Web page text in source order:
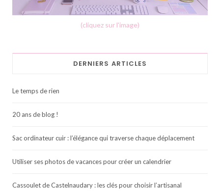
(cliquez sur l'image)
DERNIERS ARTICLES
Le temps de rien
20 ans de blog !
Sac ordinateur cuir : l’élégance qui traverse chaque déplacement
Utiliser ses photos de vacances pour créer un calendrier
Cassoulet de Castelnaudary : les clés pour choisir l’artisanal